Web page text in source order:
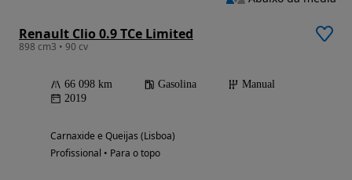
Renault Clio 0.9 TCe Limited
898 cm3 • 90 cv
66 098 km Gasolina
Manual
2019
Carnaxide e Queijas (Lisboa)
Profissional • Para o topo